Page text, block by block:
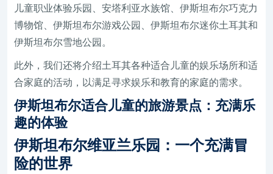
儿童职业体验乐园、安塔利亚水族馆、伊斯坦布尔巧克力
博物馆、伊斯坦布尔游戏公园、伊斯坦布尔迷你土耳其和
伊斯坦布尔雪地公园。
此外，我们还将介绍土耳其各种适合儿童的娱乐场所和适
合家庭的活动，以满足寻求娱乐和教育的家庭的需求。
伊斯坦布尔适合儿童的旅游景点：充满乐
趣的体验
伊斯坦布尔维亚兰乐园：一个充满冒
险的世界